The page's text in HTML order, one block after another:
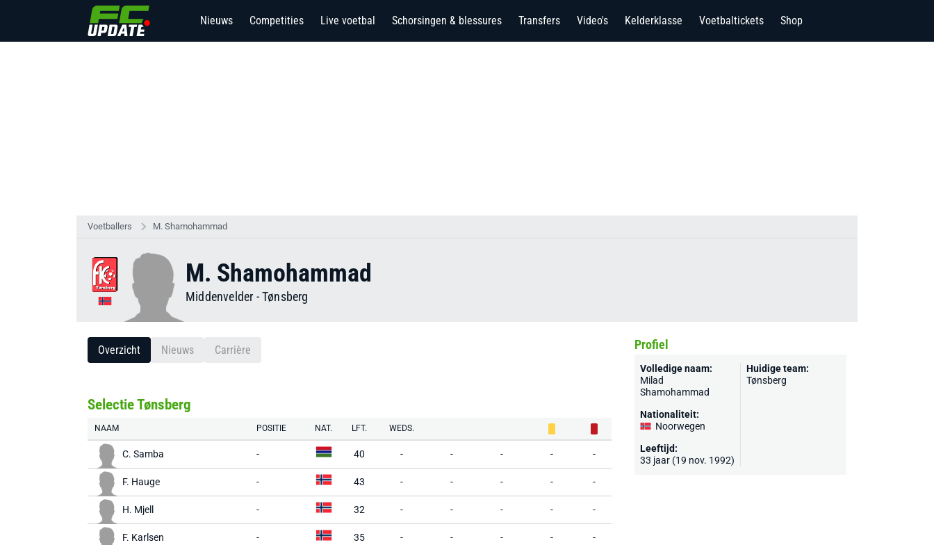
Nieuws Competities Live voetbal Schorsingen & blessures Transfers Video's Kelderklasse Voetbaltickets Shop
Voetballers M. Shamohammad
M. Shamohammad
Middenvelder -Tønsberg
Overzicht Nieuws Carrière
Selectie Tønsberg
NAAM POSITIE NAT. LFT. WEDS.
C. Samba - 40 - - - - -
F. Hauge - 43 - - - - -
H. Mjell - 32 - - - - -
F. Karlsen - 35 - - - - -
Profiel
Volledige naam:
Milad
Shamohammad
Nationaliteit:
Noorwegen
Leeftijd:
33 jaar (19 nov. 1992)
Huidige team:
Tønsberg